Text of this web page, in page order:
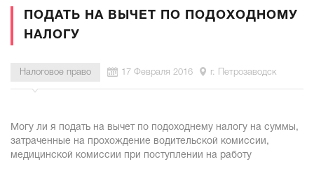
ПОДАТЬ НА ВЫЧЕТ ПО ПОДОХОДНОМУ
НАЛОГУ
Налоговое право 17 Февраля 2016 г. Петрозаводск
Могу ли я подать на вычет по подоходнему налогу на суммы,
затраченные на прохождение водительской комиссии,
медицинской комиссии при поступлении на работу